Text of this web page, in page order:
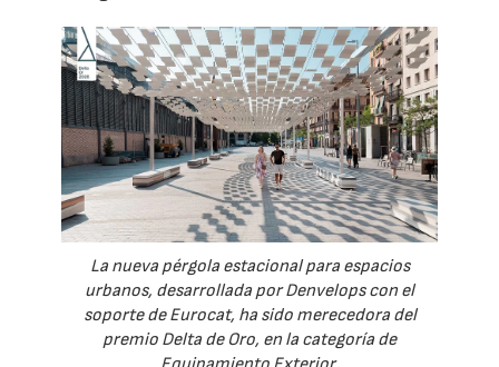
La nueva pérgola estacional para espacios
urbanos, desarrollada por Denvelops con el
soporte de Eurocat, ha sido merecedora del
premio Delta de Oro, en la categoría de